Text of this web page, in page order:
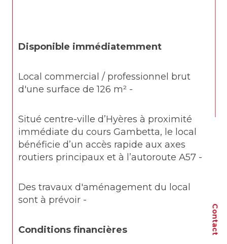
Contact
Disponible immédiatemment
Local commercial / professionnel brut
d'une surface de 126 m² -
Situé centre-ville d’Hyères à proximité
immédiate du cours Gambetta, le local
bénéficie d’un accès rapide aux axes
routiers principaux et à l’autoroute A57 -
Des travaux d'aménagement du local
sont à prévoir -
Conditions financières